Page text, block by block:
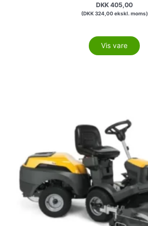
DKK 405,00
(DKK324,00ekskl. moms)
Vis vare